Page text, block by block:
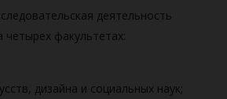
деятельность
четырех факультетах:
дизайна и социальных наук;